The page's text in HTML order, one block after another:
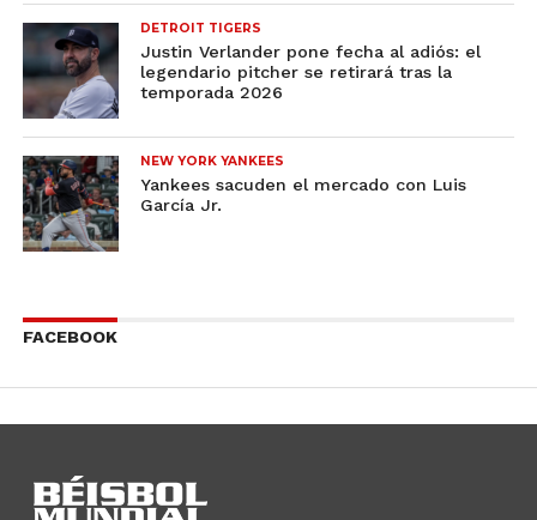
DETROIT TIGERS
Justin Verlander pone fecha al adiós: el
legendario pitcher se retirará tras la
temporada 2026
NEW YORK YANKEES
Yankees sacuden el mercado con Luis
García Jr.
FACEBOOK